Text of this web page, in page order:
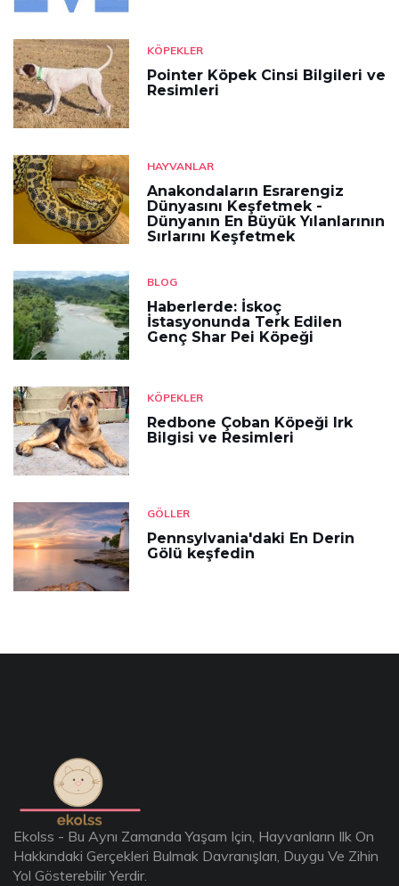
KÖPEKLER
Pointer Köpek Cinsi Bilgileri ve
Resimleri
HAYVANLAR
Anakondaların Esrarengiz
Dünyasını Keşfetmek -
Dünyanın En Büyük Yılanlarının
Sırlarını Keşfetmek
BLOG
Haberlerde: İskoç
İstasyonunda Terk Edilen
Genç Shar Pei Köpeği
KÖPEKLER
Redbone Çoban Köpeği Irk
Bilgisi ve Resimleri
GÖLLER
Pennsylvania'daki En Derin
Gölü keşfedin
Ekolss - Bu Aynı Zamanda Yaşam Için, Hayvanların Ilk On
Hakkındaki Gerçekleri Bulmak Davranışları, Duygu Ve Zihin
Yol Gösterebilir Yerdir.